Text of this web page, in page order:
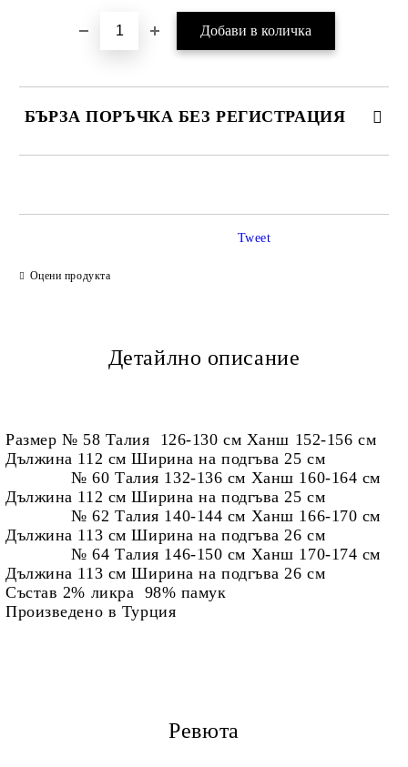
БЪРЗА ПОРЪЧКА БЕЗ РЕГИСТРАЦИЯ
Оцени продукта
Tweet
Детайлно описание
Размер № 58 Талия 126-130 см Ханш 152-156 см
Дължина 112 см Ширина на подгъва 25 см
№ 60 Талия 132-136 см Ханш 160-164 см
Дължина 112 см Ширина на подгъва 25 см
№ 62 Талия 140-144 см Ханш 166-170 см
Дължина 113 см Ширина на подгъва 26 см
№ 64 Талия 146-150 см Ханш 170-174 см
Дължина 113 см Ширина на подгъва 26 см
Състав 2% ликра 98% памук
Произведено в Турция
Ревюта